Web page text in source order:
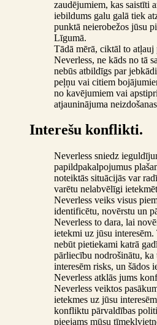
zaudējumiem, kas saistīti
iebildums galu galā tiek
punktā neierobežos jūsu
Līgumā.
Tādā mērā, ciktāl to
Neverless, ne kāds no tā
nebūs atbildīgs par
peļņu vai citiem
no kavējumiem vai
atjauninājuma
Interešu konflikti.
Neverless sniedz
papildpakalpojumus
noteiktās situācijās var
varētu nelabvēlīgi
Neverless veiks visus
identificētu, novērstu un
Neverless to dara, lai
ietekmi uz jūsu
nebūt pietiekami katrā
pārliecību nodrošinātu,
interesēm risks, un šādos
Neverless atklās jums
Neverless veiktos
ietekmes uz jūsu
konfliktu pārvaldības
pieejams mūsu